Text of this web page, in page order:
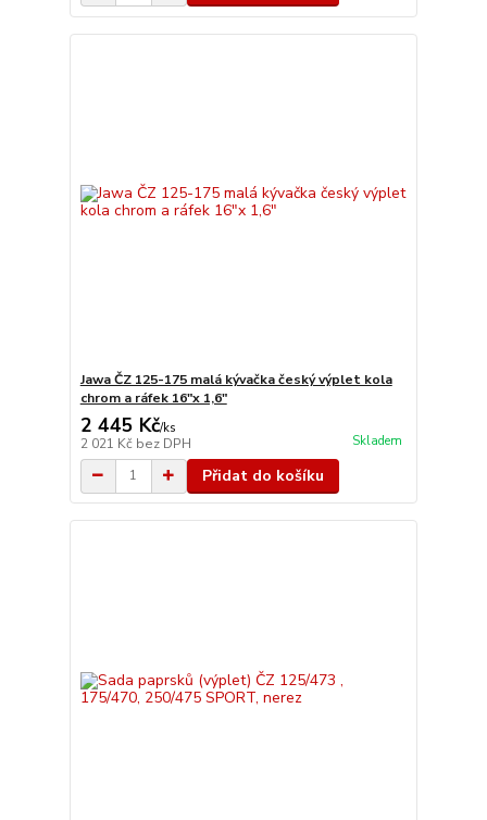
Jawa ČZ 125-175 malá kývačka český výplet kola
chrom a ráfek 16"x 1,6"
2 445 Kč/ks
2 021 Kč bez DPH Skladem
Přidat do košíku